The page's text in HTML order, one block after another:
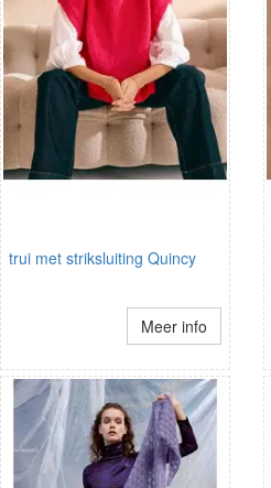
trui met striksluiting Quincy
Meer info